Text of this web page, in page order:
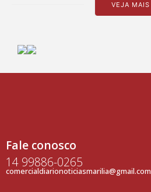
VEJA MAIS
Fale conosco
14 99886-0265
comercialdiarionoticiasmarilia@gmail.com